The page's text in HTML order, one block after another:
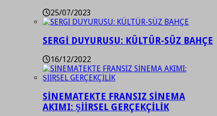
25/07/2023
SERGİ DUYURUSU: KÜLTÜR-SÜZ BAHÇE
16/12/2022
SİNEMATEKTE FRANSIZ SİNEMA
AKIMI: ŞİİRSEL GERÇEKÇİLİK